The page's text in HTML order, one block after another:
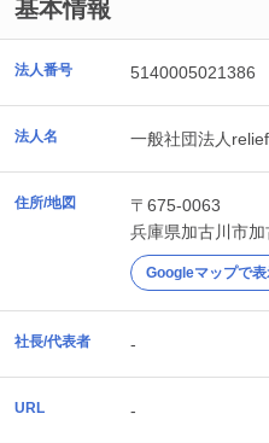
基本情報
法人番号 5140005021386
法人名 一般社団法人relief
住所/地図
〒675-0063
兵庫県加古川市
Googleマップで表
社長/代表者 -
URL -